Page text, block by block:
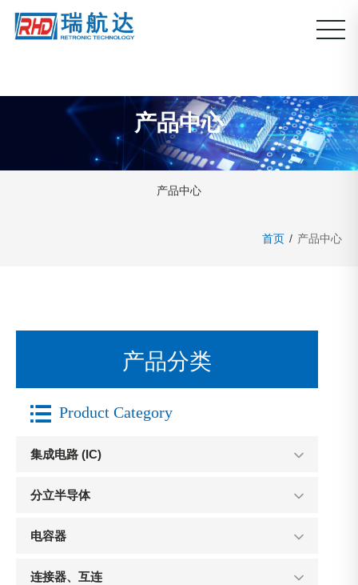
产品中心
产品中心
首页 / 产品中心
产品分类
 Product Category
集成电路 (IC)
分立半导体
电容器
连接器、互连